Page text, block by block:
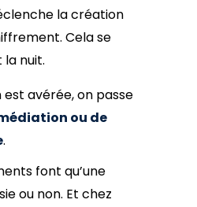
la création
Cela se
la nuit.
est avérée, on passe
ou de
.
font qu’une
ou non. Et chez